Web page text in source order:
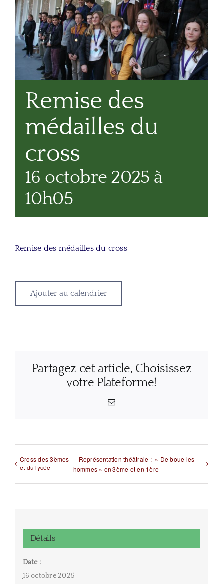
Remise des
médailles du
cross
16 octobre 2025 à
10h05
Remise des médailles du cross
Ajouter au calendrier
Partagez cet article, Choisissez
votre Plateforme!
Email
Cross des 3èmes
et du lycée
Représentation théâtrale : » De boue les
hommes » en 3ème et en 1ère
Détails
Date :
16 octobre 2025